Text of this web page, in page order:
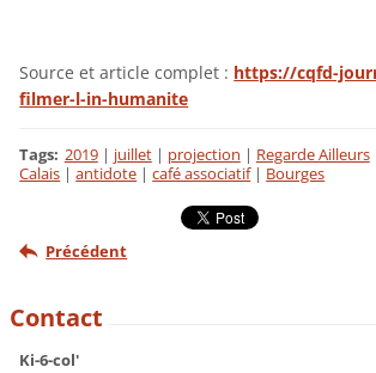
Source et article complet : https://cqfd-
filmer-l-in-humanite
Tags: 2019 | juillet | projection | Regarde Ailleurs
Calais | antidote | café associatif | Bourges
Précédent
Contact
Ki-6-col'